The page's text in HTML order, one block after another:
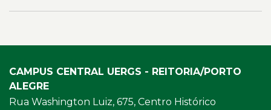
e
Universidade.
CAMPUS CENTRAL UERGS - REITORIA/PORTO
ALEGRE
Rua Washington Luiz, 675, Centro Histórico